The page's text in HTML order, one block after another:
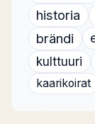
historia
brändi
kulttuuri
kaarikoirat